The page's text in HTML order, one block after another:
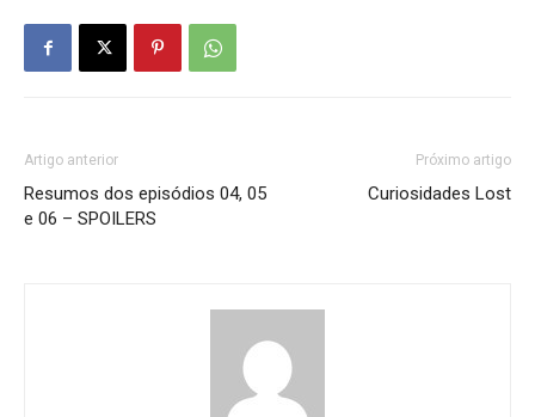
Artigo anterior
Resumos dos episódios 04, 05
e 06 – SPOILERS
Próximo artigo
Curiosidades Lost